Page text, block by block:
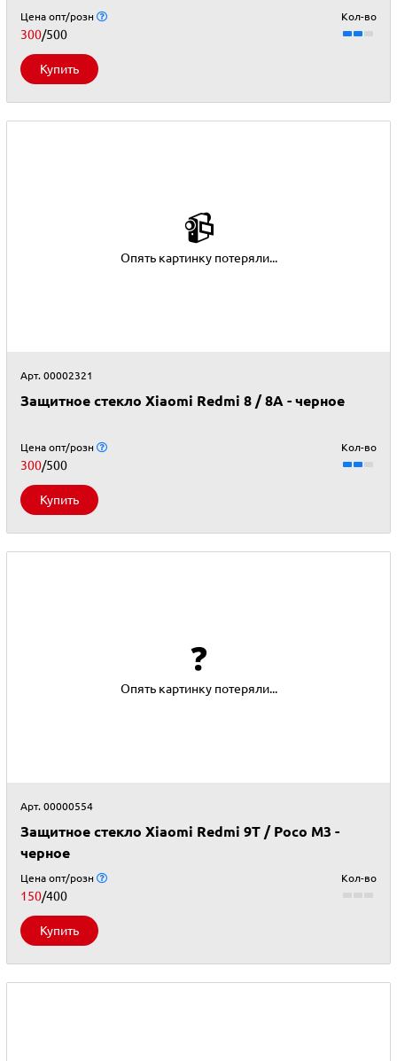
Цена опт/розн
300/500
Кол-во
Купить
📹
Опять картинку потеряли...
Арт. 00002321
Защитное стекло Xiaomi Redmi 8 / 8A - черное
Цена опт/розн
300/500
Кол-во
Купить
❓
Опять картинку потеряли...
Арт. 00000554
Защитное стекло Xiaomi Redmi 9T / Poco M3 -
черное
Цена опт/розн
150/400
Кол-во
Купить